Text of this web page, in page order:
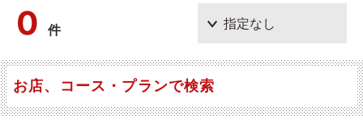
0件
お店、コース・プランで検索